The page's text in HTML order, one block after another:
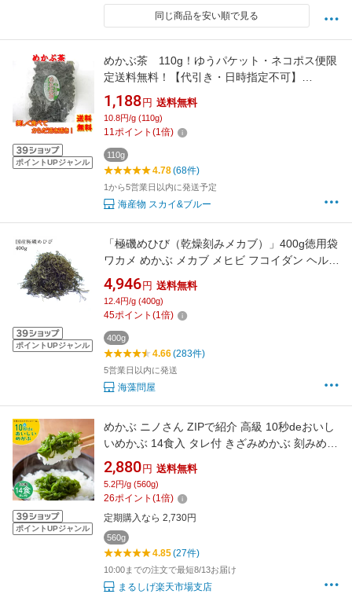
同じ商品を安い順で見る
ポイントUPジャンル
めかぶ茶 110g！ゆうパケット・ネコポス便限
定送料無料！【代引き・日時指定不可】
【smtb-KD】
1,188 円 送料無料
10.8円/g (110g)
11ポイント (1倍)
110g
4.78(68件)
1から5営業日以内に発送予定
海産物 スカイ&ブルー
ポイントUPジャンル
「極磯めひび（乾燥刻みメカブ）」400g徳用袋
ワカメ めかぶ メカブ メヒビ フコイダン ヘルシ
ー 健康 ダイエット 無添加 ミネラル 海藻
4,946 円 送料無料
12.4円/g (400g)
45ポイント (1倍)
400g
4.66(283件)
5営業日以内に発送
海藻問屋
ポイントUPジャンル
めかぶ ニノさん ZIPで紹介 高級 10秒deおいし
いめかぶ 14食入 タレ付 きざみめかぶ 刻みめか
ぶ 三陸産 メカブ パック 宮城 気仙沼 冷凍 解凍
するだけ ネバネバ 海藻 国産 無添加 食品 父の
日 ギフト 健康 体にいい 食べ物 ヘルシー 手軽
2,880 円 送料無料
5.2円/g (560g)
26ポイント (1倍)
定期購入なら 2,730円
560g
4.85(27件)
10:00までの注文で最短8/13お届け
まるしげ楽天市場支店